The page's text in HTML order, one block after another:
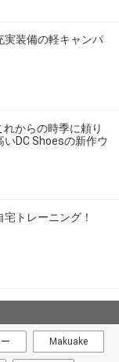
実装備の軽キャンパ
からの時季に頼り
DC Shoesの新作ウ
トレーニング！
Makuake